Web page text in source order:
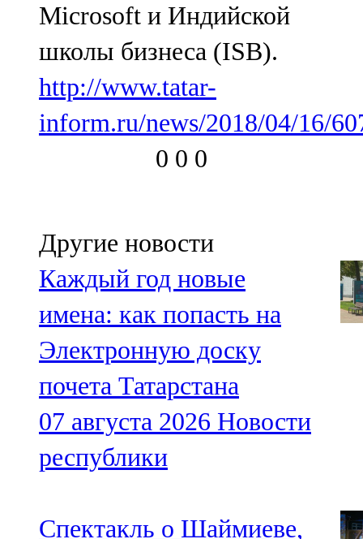
Microsoft и Индийской
школы бизнеса (ISB).
http://www.tatar-
inform.ru/news/2018/04/16/
0 0 0
Другие новости
Каждый год новые
имена: как попасть на
Электронную доску
почета Татарстана
07 августа 2026 Новости
республики
Спектакль о Шаймиеве,